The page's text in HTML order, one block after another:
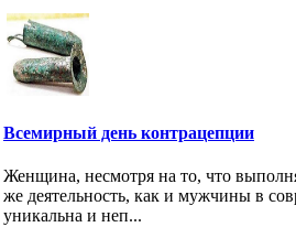
Всемирный день контрацепции
Женщина, несмотря на то, что
же деятельность, как и мужчины в
уникальна и неп...